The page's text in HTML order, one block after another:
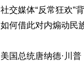
社交媒体“反常狂欢”
如何借此对内煽动民
美国总统唐纳德·川